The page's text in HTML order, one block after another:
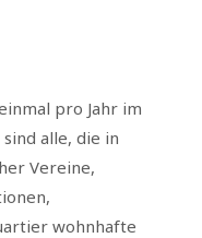
pro Jahr im
alle, die in
Vereine,
wohnhafte